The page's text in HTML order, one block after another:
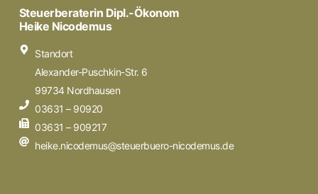
Steuerberaterin Dipl.-Ökonom
Heike Nicodemus
Standort
Alexander-Puschkin-Str. 6
99734 Nordhausen
03631 – 90920
03631 – 909217
heike.nicodemus@steuerbuero-nicodemus.de